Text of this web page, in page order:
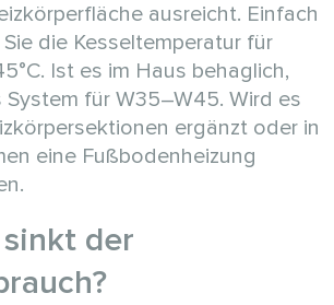
ausreicht. Einfach
die Kesseltemperatur für
Ist es im Haus behaglich,
für W35–W45. Wird es
ergänzt oder in
eine Fußbodenheizung
der